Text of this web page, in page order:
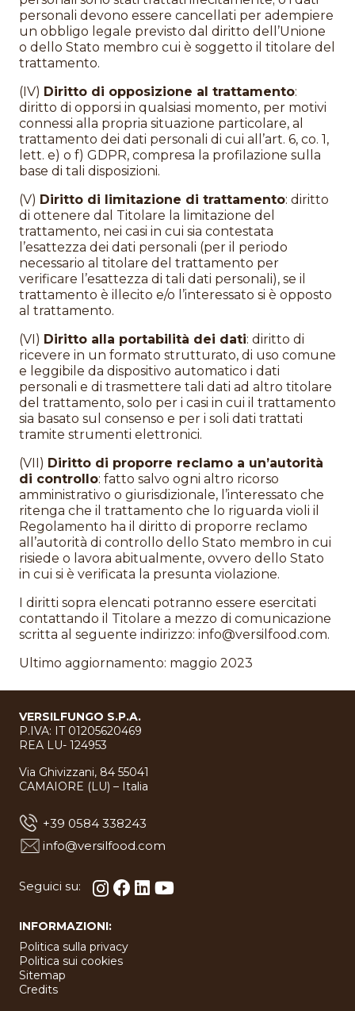
personali devono essere cancellati per adempiere
un obbligo legale previsto dal diritto dell’Unione
o dello Stato membro cui è soggetto il titolare del
trattamento.
(IV) Diritto di opposizione al trattamento:
diritto di opporsi in qualsiasi momento, per motivi
connessi alla propria situazione particolare, al
trattamento dei dati personali di cui all’art. 6, co. 1,
lett. e) o f) GDPR, compresa la profilazione sulla
base di tali disposizioni.
(V) Diritto di limitazione di trattamento: diritto
di ottenere dal Titolare la limitazione del
trattamento, nei casi in cui sia contestata
l’esattezza dei dati personali (per il periodo
necessario al titolare del trattamento per
verificare l’esattezza di tali dati personali), se il
trattamento è illecito e/o l’interessato si è opposto
al trattamento.
(VI) Diritto alla portabilità dei dati: diritto di
ricevere in un formato strutturato, di uso comune
e leggibile da dispositivo automatico i dati
personali e di trasmettere tali dati ad altro titolare
del trattamento, solo per i casi in cui il trattamento
sia basato sul consenso e per i soli dati trattati
tramite strumenti elettronici.
(VII) Diritto di proporre reclamo a un’autorità
di controllo: fatto salvo ogni altro ricorso
amministrativo o giurisdizionale, l’interessato che
ritenga che il trattamento che lo riguarda violi il
Regolamento ha il diritto di proporre reclamo
all’autorità di controllo dello Stato membro in cui
risiede o lavora abitualmente, ovvero dello Stato
in cui si è verificata la presunta violazione.
I diritti sopra elencati potranno essere esercitati
contattando il Titolare a mezzo di comunicazione
scritta al seguente indirizzo: info@versilfood.com.
Ultimo aggiornamento: maggio 2023
VERSILFUNGO S.P.A.
P.IVA: IT 01205620469
REA LU- 124953
Via Ghivizzani, 84 55041
CAMAIORE (LU) – Italia
+39 0584 338243
info@versilfood.com
Seguici su:
INFORMAZIONI:
Politica sulla privacy
Politica sui cookies
Sitemap
Credits